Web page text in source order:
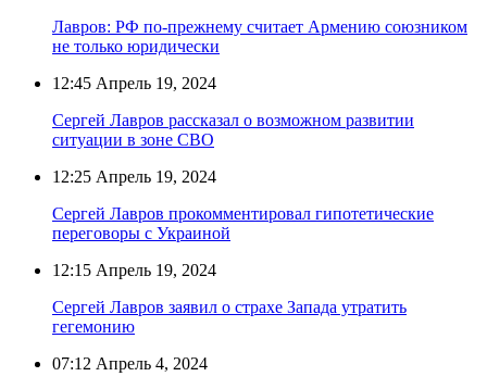
Лавров: РФ по-прежнему считает Армению союзником
не только юридически
12:45 Апрель 19, 2024
Сергей Лавров рассказал о возможном развитии
ситуации в зоне СВО
12:25 Апрель 19, 2024
Сергей Лавров прокомментировал гипотетические
переговоры с Украиной
12:15 Апрель 19, 2024
Сергей Лавров заявил о страхе Запада утратить
гегемонию
07:12 Апрель 4, 2024